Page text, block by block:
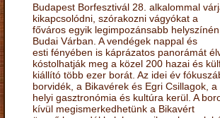
Budapest Borfesztivál 28. alkalommal
kikapcsolódni, szórakozni vágyókat a
főváros egyik legimpozánsabb
Budai Várban. A vendégek nappal és
esti fényében is káprázatos panorámát
kóstolhatják meg a közel 200 hazai és
kiállító több ezer borát. Az idei év
borvidék, a Bikavérek és Egri Csillagok, a
helyi gasztronómia és kultúra kerül. A
kívül megismerkedhetünk a Bikavért